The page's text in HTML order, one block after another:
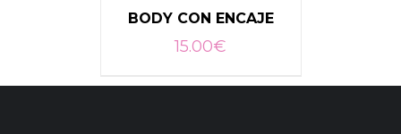
BODY CON ENCAJE
15.00€